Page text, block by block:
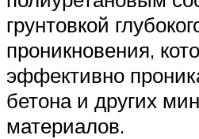
грунтовкой
проникновения,
эффективно
бетона и других
материалов.